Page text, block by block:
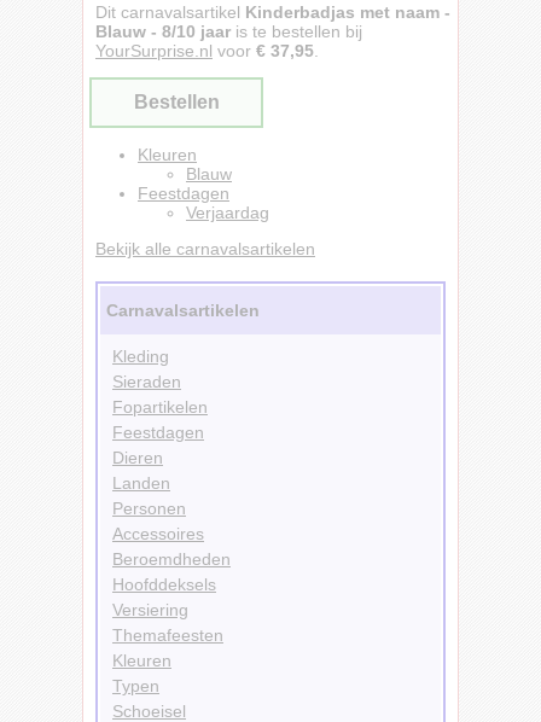
Dit carnavalsartikel Kinderbadjas met naam -
Blauw - 8/10 jaar is te bestellen bij
YourSurprise.nl voor € 37,95
Bestellen
Kleuren
Blauw
Feestdagen
Verjaardag
Bekijk alle carnavalsartikelen
Carnavalsartikelen
Kleding
Sieraden
Fopartikelen
Feestdagen
Dieren
Landen
Personen
Accessoires
Beroemdheden
Hoofddeksels
Versiering
Themafeesten
Kleuren
Typen
Schoeisel